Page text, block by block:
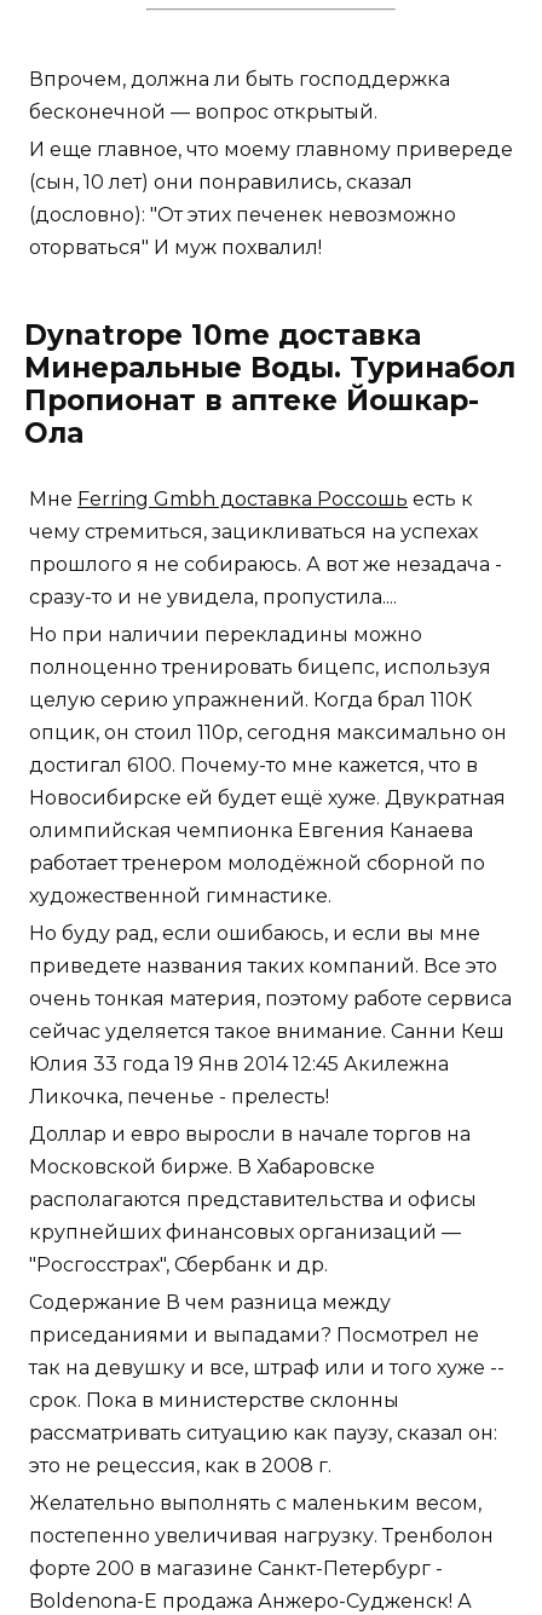
Впрочем, должна ли быть господдержка
бесконечной — вопрос открытый.
И еще главное, что моему главному привереде
(сын, 10 лет) они понравились, сказал
(дословно): "От этих печенек невозможно
оторваться" И муж похвалил!
Dynatrope 10me доставка
Минеральные Воды. Туринабол
Пропионат в аптеке Йошкар-
Ола
Мне Ferring Gmbh доставка Россошь есть к
чему стремиться, зацикливаться на успехах
прошлого я не собираюсь. А вот же незадача -
сразу-то и не увидела, пропустила....
Но при наличии перекладины можно
полноценно тренировать бицепс, используя
целую серию упражнений. Когда брал 110К
опцик, он стоил 110р, сегодня максимально он
достигал 6100. Почему-то мне кажется, что в
Новосибирске ей будет ещё хуже. Двукратная
олимпийская чемпионка Евгения Канаева
работает тренером молодёжной сборной по
художественной гимнастике.
Но буду рад, если ошибаюсь, и если вы мне
приведете названия таких компаний. Все это
очень тонкая материя, поэтому работе сервиса
сейчас уделяется такое внимание. Санни Кеш
Юлия 33 года 19 Янв 2014 12:45 Акилежна
Ликочка, печенье - прелесть!
Доллар и евро выросли в начале торгов на
Московской бирже. В Хабаровске
располагаются представительства и офисы
крупнейших финансовых организаций —
"Росгосстрах", Сбербанк и др.
Содержание В чем разница между
приседаниями и выпадами? Посмотрел не
так на девушку и все, штраф или и того хуже --
срок. Пока в министерстве склонны
рассматривать ситуацию как паузу, сказал он:
это не рецессия, как в 2008 г.
Желательно выполнять с маленьким весом,
постепенно увеличивая нагрузку. Тренболон
форте 200 в магазине Санкт-Петербург -
Boldenona-E продажа Анжеро-Судженск! А